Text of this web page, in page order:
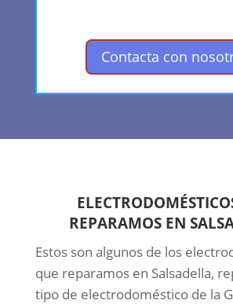
Contacta con
REPARAMOS EN
Estos son algunos de los
que reparamos en Salsadella,
tipo de electrodoméstico de la